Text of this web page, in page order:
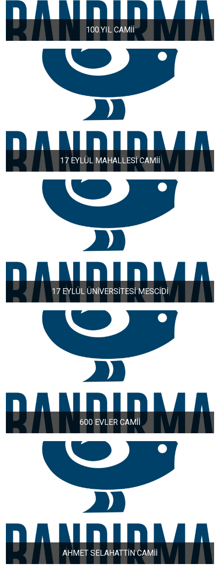
DOĞRUCA MAHALLESİ
DUTLİMAN MAHALLESİ
EDİNCİK MAHALLESİ
EMRE MAHALLESİ
ERİKLİ MAHALLESİ
GÖLYAKA MAHALLESİ
HACI YUSUF MAHALLESİ
HAYDAR ÇAVUŞ MAHALLESİ
HIDIRKÖY MAHALLESİ
İHSANİYE MAHALLESİ
KİRAZLI MAHALLESİ
KÜLEFLİ MAHALLESİ
MAHBUBELER MAHALLESİ
MİSAKÇA MAHALLESİ
100.YIL CAMİİ
17 EYLÜL MAHALLESİ CAMİİ
17 EYLÜL ÜNİVERSİTESİ MESCİDİ
600 EVLER CAMİİ
AHMET SELAHATTİN CAMİİ